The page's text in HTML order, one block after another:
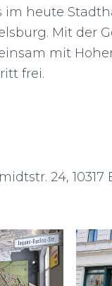
im heute
Mit der
mit
frei.
24,